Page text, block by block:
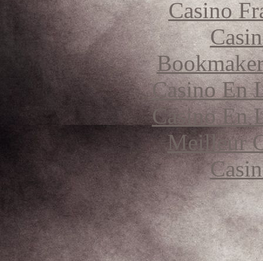
Casino
Casino En
Casino En
Meilleur